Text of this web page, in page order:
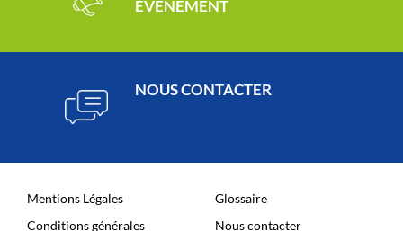
ÉVÈNEMENT
NOUS CONTACTER
Mentions Légales
Conditions générales
Glossaire
Nous contacter